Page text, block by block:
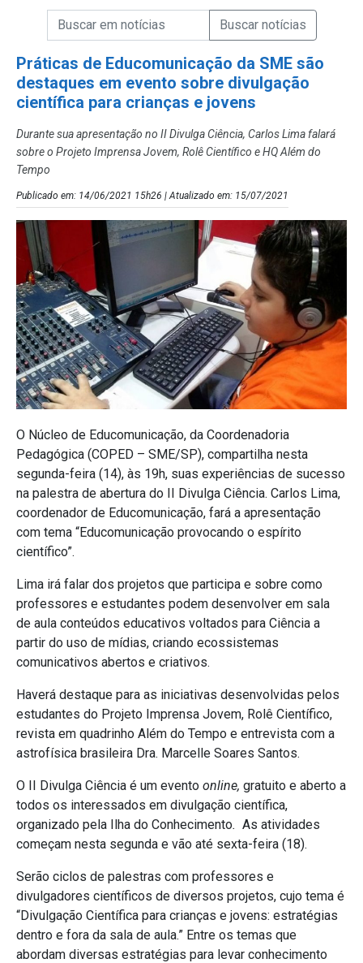
Campo de Busca de Notícias
Campo de Busca de informaçõesEnviar a Busca de Notícias
Práticas de Educomunicação da SME são
destaques em evento sobre divulgação
científica para crianças e jovens
Durante sua apresentação no II Divulga Ciência, Carlos Lima falará
sobre o Projeto Imprensa Jovem, Rolê Científico e HQ Além do
Tempo
Publicado em: 14/06/2021 15h26 | Atualizado em: 15/07/2021
O Núcleo de Educomunicação, da Coordenadoria
Pedagógica (COPED – SME/SP), compartilha nesta
segunda-feira (14), às 19h, suas experiências de sucesso
na palestra de abertura do II Divulga Ciência. Carlos Lima,
coordenador de Educomunicação, fará a apresentação
com tema “Educomunicação provocando o espírito
científico”.
Lima irá falar dos projetos que participa e sobre como
professores e estudantes podem desenvolver em sala
de aula conteúdos educativos voltados para Ciência a
partir do uso de mídias, criando ecossistemas
comunicativos abertos e criativos.
Haverá destaque para as iniciativas desenvolvidas pelos
estudantes do Projeto Imprensa Jovem, Rolê Científico,
revista em quadrinho Além do Tempo e entrevista com a
astrofísica brasileira Dra. Marcelle Soares Santos.
O II Divulga Ciência é um evento online, gratuito e aberto a
todos os interessados em divulgação científica,
organizado pela Ilha do Conhecimento. As atividades
começam nesta segunda e vão até sexta-feira (18).
Serão ciclos de palestras com professores e
divulgadores científicos de diversos projetos, cujo tema é
“Divulgação Científica para crianças e jovens: estratégias
dentro e fora da sala de aula.” Entre os temas que
abordam diversas estratégias para levar conhecimento